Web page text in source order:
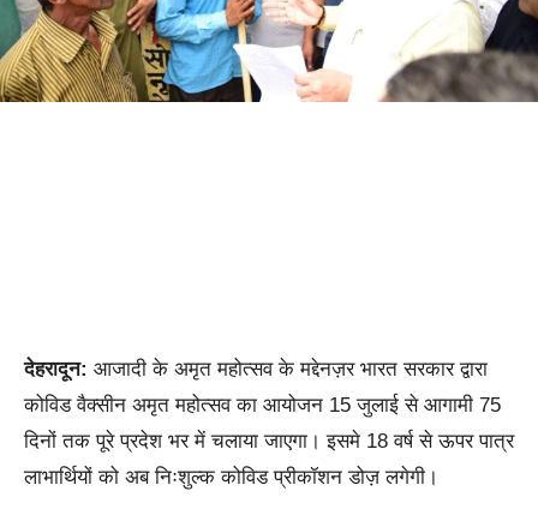
देहरादून: आजादी के अमृत महोत्सव के मद्देनज़र भारत सरकार द्वारा
कोविड वैक्सीन अमृत महोत्सव का आयोजन 15 जुलाई से आगामी 75
दिनों तक पूरे प्रदेश भर में चलाया जाएगा। इसमे 18 वर्ष से ऊपर पात्र
लाभार्थियों को अब निःशुल्क कोविड प्रीकॉशन डोज़ लगेगी।